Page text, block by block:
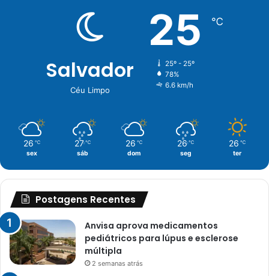
Salvador
Céu Limpo
25 ℃
25º - 25º
78%
6.6 km/h
26 ℃
sex
27 ℃
sáb
26 ℃
dom
26 ℃
seg
26 ℃
ter
Postagens Recentes
Anvisa aprova medicamentos
pediátricos para lúpus e esclerose
múltipla
2 semanas atrás